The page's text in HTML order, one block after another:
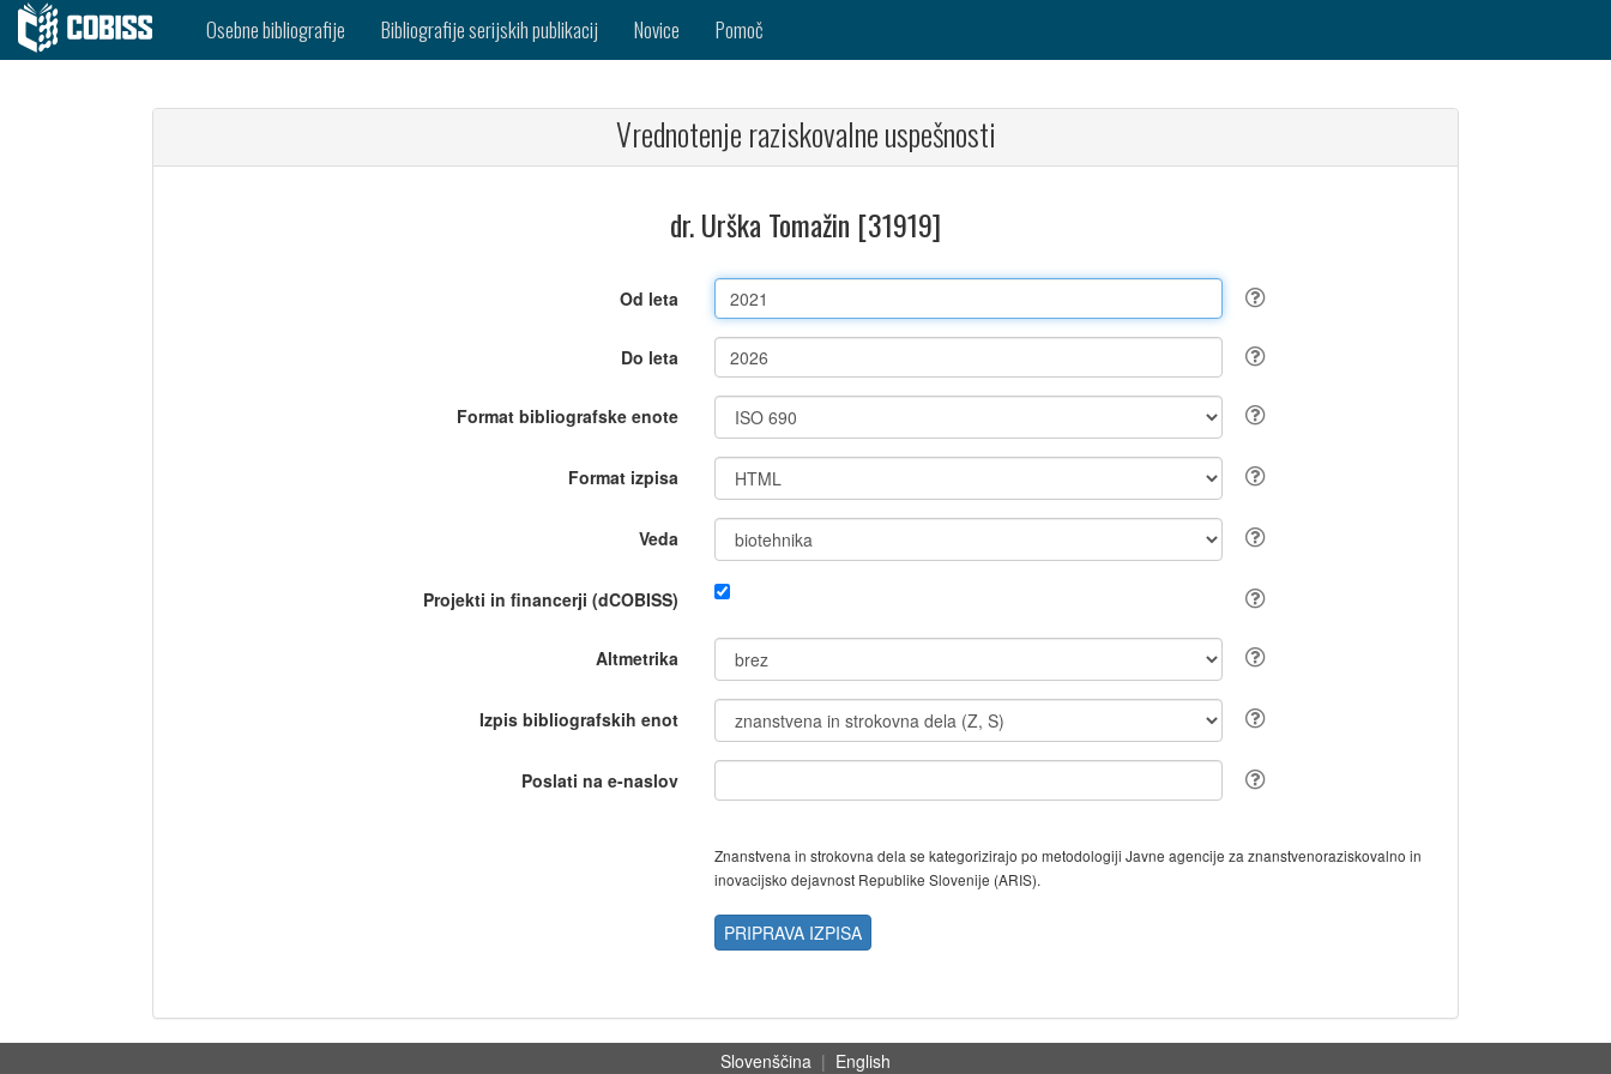
Osebne bibliografije Bibliografije serijskih publikacij Novice Pomoč
Vrednotenje raziskovalne uspešnosti
dr. Urška Tomažin [31919]
Od leta
Do leta
Format bibliografske enote
Format izpisa
Veda
Projekti in financerji (dCOBISS)
Altmetrika
Izpis bibliografskih enot
Poslati na e-naslov
Znanstvena in strokovna dela se kategorizirajo po metodologiji Javne agencije za znanstvenoraziskovalno in
inovacijsko dejavnost Republike Slovenije (ARIS).
PRIPRAVA IZPISA
Slovenščina | English